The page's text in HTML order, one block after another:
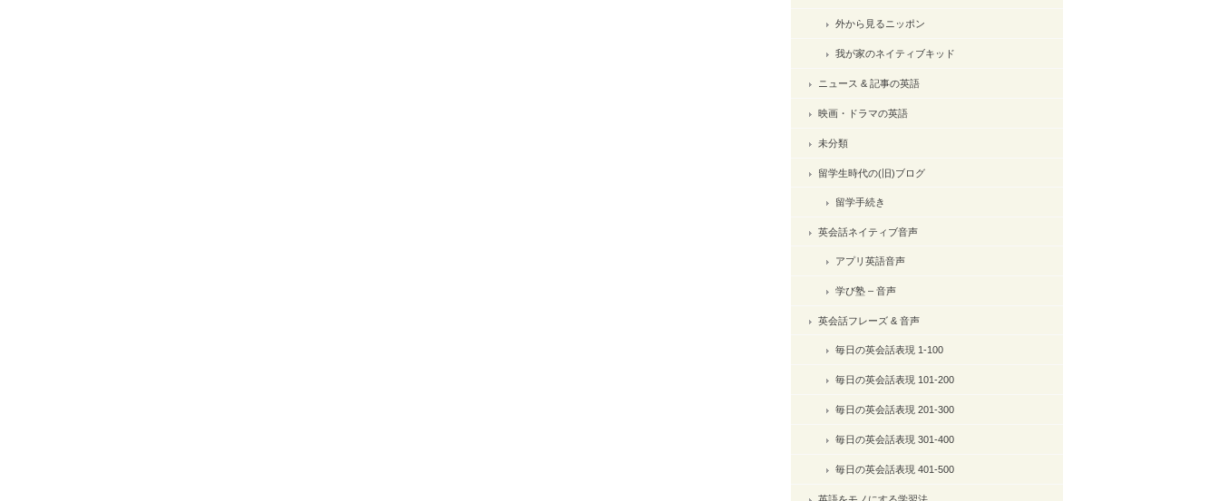
外から見るニッポン
我が家のネイティブキッド
ニュース & 記事の英語
映画・ドラマの英語
未分類
留学生時代の(旧)ブログ
留学手続き
英会話ネイティブ音声
アプリ英語音声
学び塾 – 音声
英会話フレーズ & 音声
毎日の英会話表現 1-100
毎日の英会話表現 101-200
毎日の英会話表現 201-300
毎日の英会話表現 301-400
毎日の英会話表現 401-500